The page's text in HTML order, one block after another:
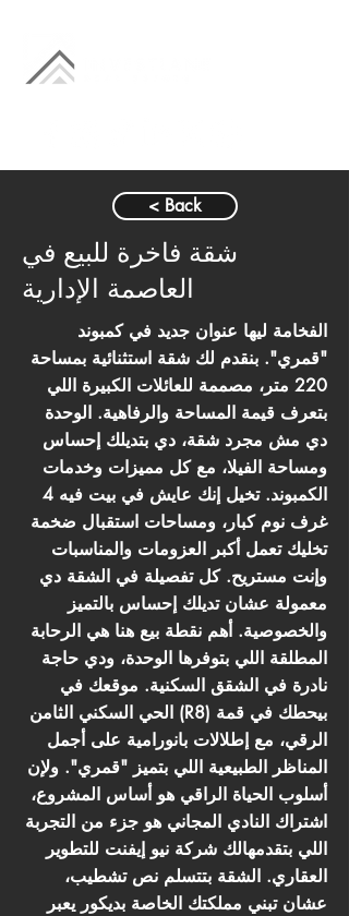
< Back
شقة فاخرة للبيع في
العاصمة الإدارية
الفخامة ليها عنوان جديد في كمبوند
"قمري". بنقدم لك شقة استثنائية بمساحة
220 متر، مصممة للعائلات الكبيرة اللي
بتعرف قيمة المساحة والرفاهية. الوحدة
دي مش مجرد شقة، دي بتديلك إحساس
ومساحة الفيلا، مع كل مميزات وخدمات
الكمبوند. تخيل إنك عايش في بيت فيه 4
غرف نوم كبار، ومساحات استقبال ضخمة
تخليك تعمل أكبر العزومات والمناسبات
وإنت مستريح. كل تفصيلة في الشقة دي
معمولة عشان تديلك إحساس بالتميز
والخصوصية. أهم نقطة بيع هنا هي الرحابة
المطلقة اللي بتوفرها الوحدة، ودي حاجة
نادرة في الشقق السكنية. موقعك في
الحي السكني الثامن (R8) بيحطك في قمة
الرقي، مع إطلالات بانورامية على أجمل
المناظر الطبيعية اللي بتميز "قمري". ولإن
أسلوب الحياة الراقي هو أساس المشروع،
اشتراك النادي المجاني هو جزء من التجربة
اللي بتقدمهالك شركة نيو إيفنت للتطوير
العقاري. الشقة بتتسلم نص تشطيب،
عشان تبني مملكتك الخاصة بديكور يعبر